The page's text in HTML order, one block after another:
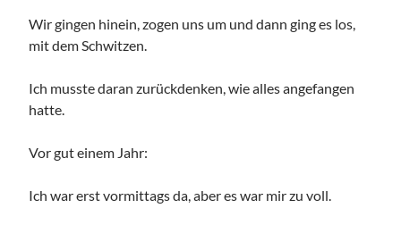
Wir gingen hinein, zogen uns um und dann ging es los,
mit dem Schwitzen.
Ich musste daran zurückdenken, wie alles angefangen
hatte.
Vor gut einem Jahr:
Ich war erst vormittags da, aber es war mir zu voll.